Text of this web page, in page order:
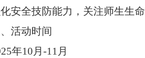
安全技防能力 ， 关注师生生
活动时间
年10月-11月